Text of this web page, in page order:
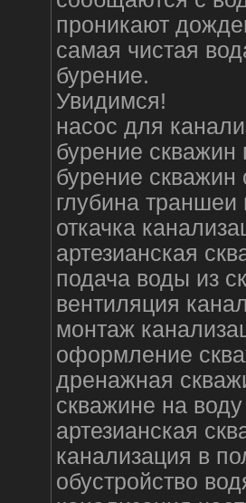
проникают
самая чистая
бурение.
Увидимся!
насос для
бурение
бурение скважин
глубина
откачка
артезианская
подача воды из
вентиляция
монтаж
оформление
дренажная
скважине на
артезианская
канализация в
обустройство